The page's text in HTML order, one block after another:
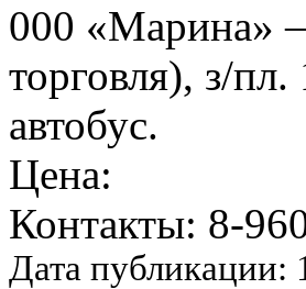
000 «Марина»
торговля), з/
автобус.
Цена:
Контакты: 8-
Дата публикации: